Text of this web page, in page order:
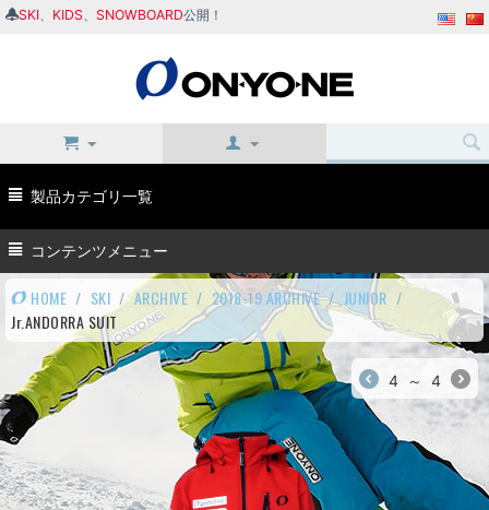
SKI KIDS SNOWBOARD公開！
製品カテゴリ一覧
コンテンツメニュー
HOME / SKI / ARCHIVE / 2018-19 ARCHIVE / JUNIOR /
Jr.ANDORRA SUIT
4 ～ 4